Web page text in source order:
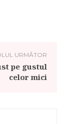
URMĂTOR
pe gustul
celor mici